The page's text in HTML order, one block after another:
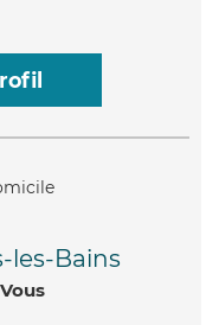
les-Bains